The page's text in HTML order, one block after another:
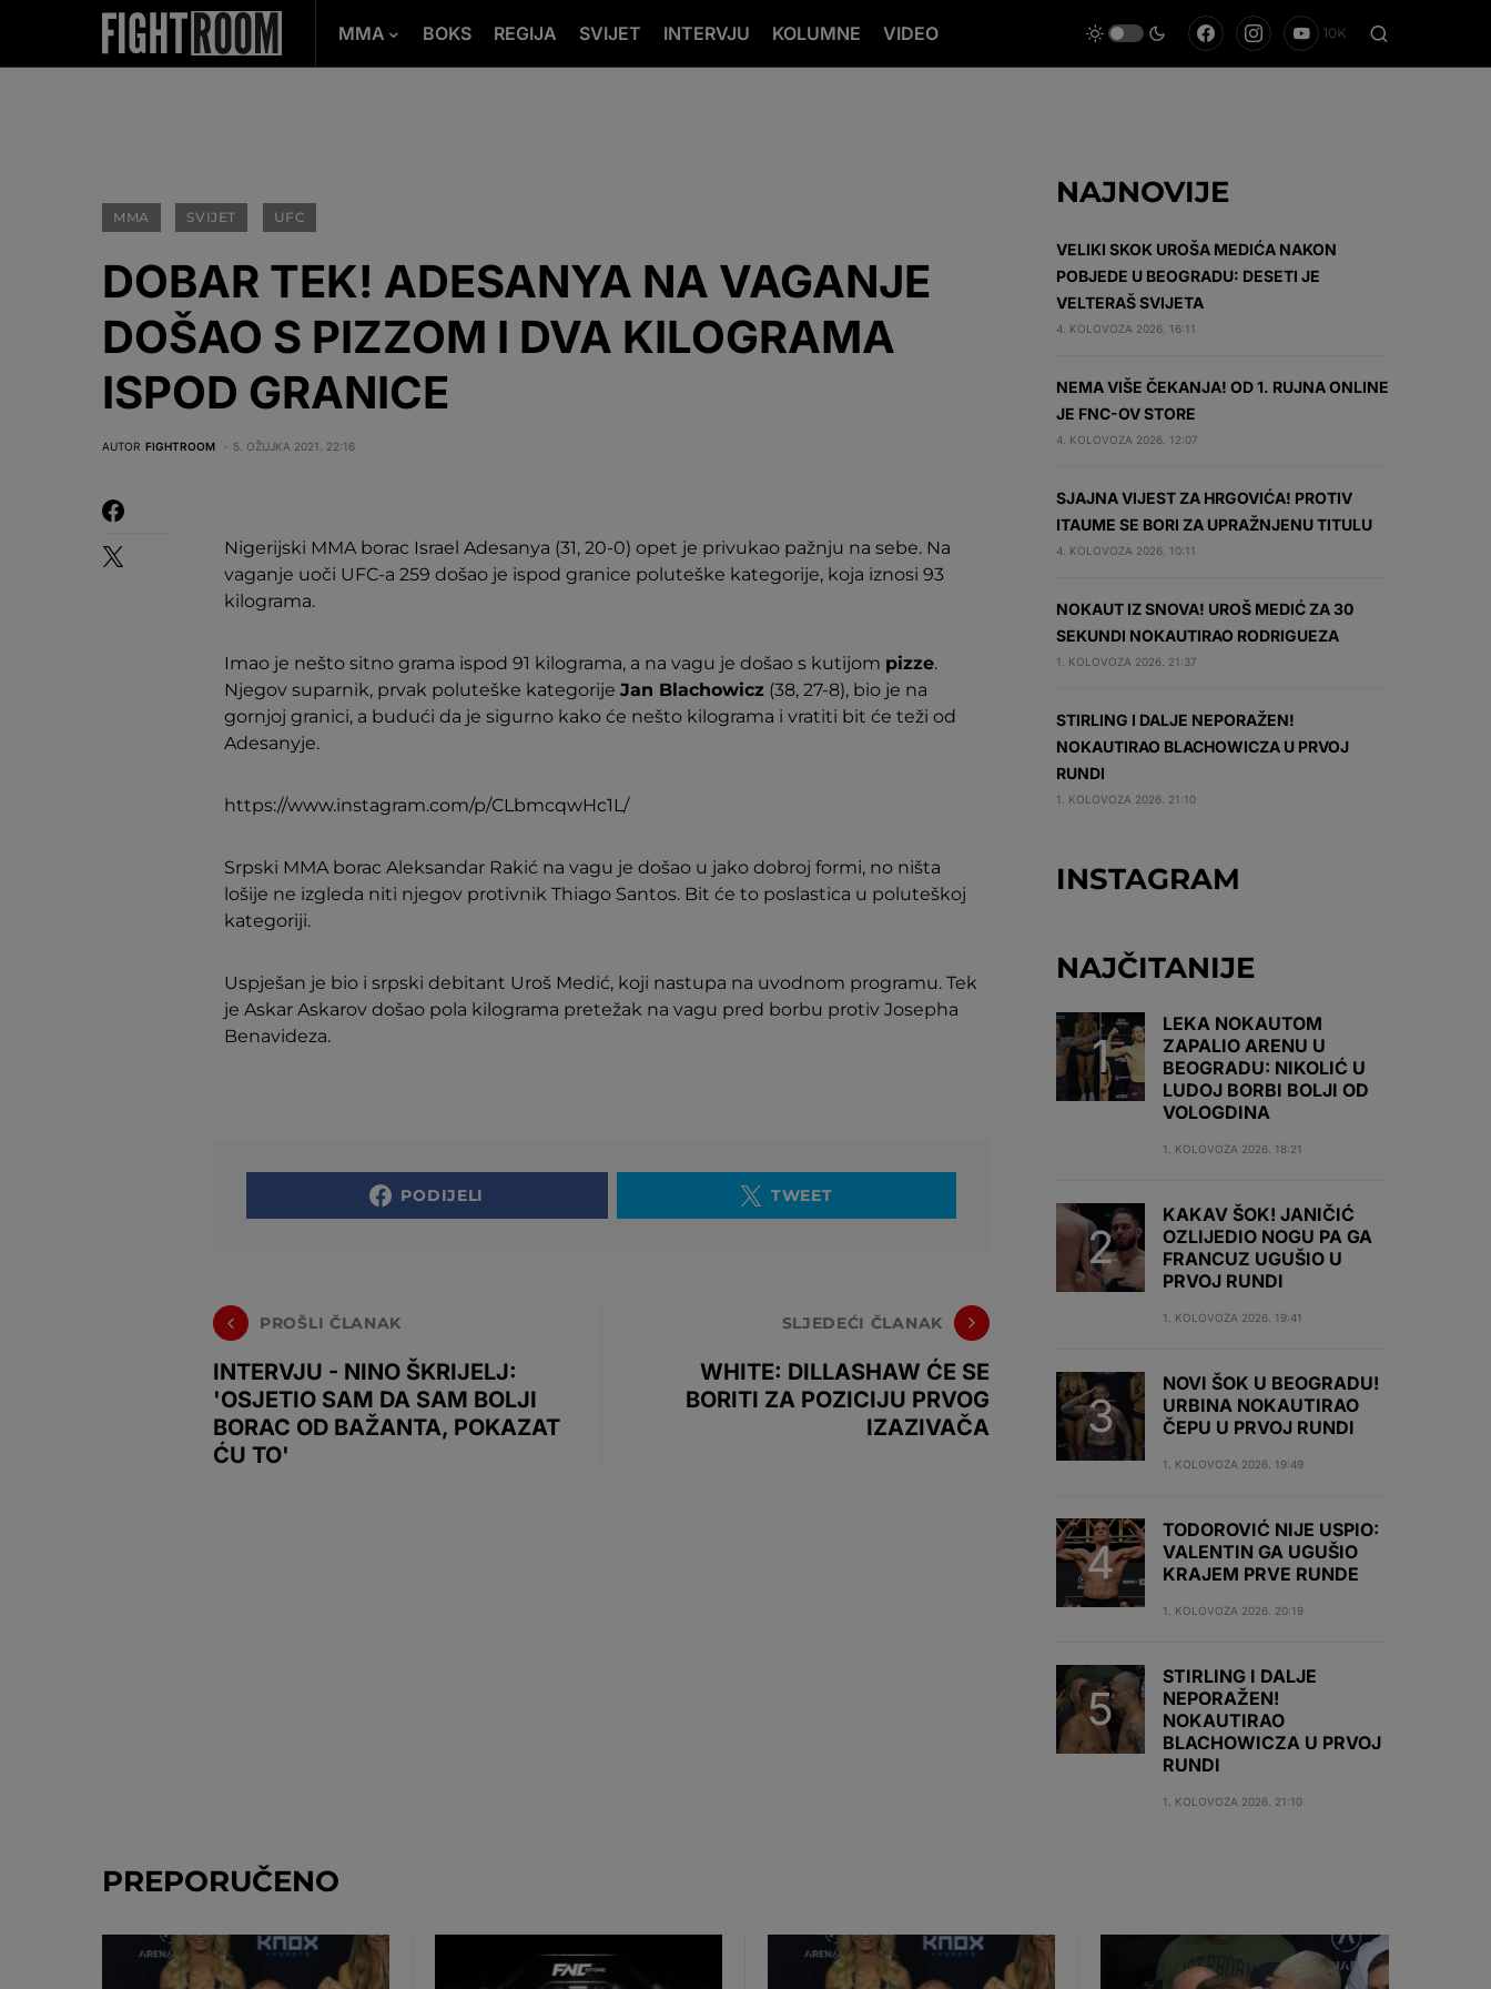
MMA BOKS REGIJA SVIJET INTERVJU KOLUMNE VIDEO 10K
MMA SVIJET UFC
DOBAR TEK! ADESANYA NA VAGANJE
DOŠAO S PIZZOM I DVA KILOGRAMA
ISPOD GRANICE
AUTOR FIGHTROOM 5. OŽUJKA 2021. 22:16
Nigerijski MMA borac Israel Adesanya (31, 20-0) opet je privukao pažnju na sebe. Na
vaganje uoči UFC-a 259 došao je ispod granice poluteške kategorije, koja iznosi 93
kilograma.
Imao je nešto sitno grama ispod 91 kilograma, a na vagu je došao s kutijom pizze.
Njegov suparnik, prvak poluteške kategorije Jan Blachowicz (38, 27-8), bio je na
gornjoj granici, a budući da je sigurno kako će nešto kilograma i vratiti bit će teži od
Adesanyje.
https://www.instagram.com/p/CLbmcqwHc1L/
Srpski MMA borac Aleksandar Rakić na vagu je došao u jako dobroj formi, no ništa
lošije ne izgleda niti njegov protivnik Thiago Santos. Bit će to poslastica u poluteškoj
kategoriji.
Uspješan je bio i srpski debitant Uroš Medić, koji nastupa na uvodnom programu. Tek
je Askar Askarov došao pola kilograma pretežak na vagu pred borbu protiv Josepha
Benavideza.
PODIJELI TWEET
PROŠLI ČLANAK
INTERVJU - NINO ŠKRIJELJ:
'OSJETIO SAM DA SAM BOLJI
BORAC OD BAŽANTA, POKAZAT
ĆU TO'
SLJEDEĆI ČLANAK
WHITE: DILLASHAW ĆE SE
BORITI ZA POZICIJU PRVOG
IZAZIVAČA
NAJNOVIJE
VELIKI SKOK UROŠA MEDIĆA NAKON
POBJEDE U BEOGRADU: DESETI JE
VELTERAŠ SVIJETA
4. KOLOVOZA 2026. 16:11
NEMA VIŠE ČEKANJA! OD 1. RUJNA ONLINE
JE FNC-OV STORE
4. KOLOVOZA 2026. 12:07
SJAJNA VIJEST ZA HRGOVIĆA! PROTIV
ITAUME SE BORI ZA UPRAŽNJENU TITULU
4. KOLOVOZA 2026. 10:11
NOKAUT IZ SNOVA! UROŠ MEDIĆ ZA 30
SEKUNDI NOKAUTIRAO RODRIGUEZA
1. KOLOVOZA 2026. 21:37
STIRLING I DALJE NEPORAŽEN!
NOKAUTIRAO BLACHOWICZA U PRVOJ
RUNDI
1. KOLOVOZA 2026. 21:10
INSTAGRAM
NAJČITANIJE
LEKA NOKAUTOM
ZAPALIO ARENU U
BEOGRADU: NIKOLIĆ U
LUDOJ BORBI BOLJI OD
VOLOGDINA
1. KOLOVOZA 2026. 18:21
KAKAV ŠOK! JANIČIĆ
OZLIJEDIO NOGU PA GA
FRANCUZ UGUŠIO U
PRVOJ RUNDI
1. KOLOVOZA 2026. 19:41
NOVI ŠOK U BEOGRADU!
URBINA NOKAUTIRAO
ČEPU U PRVOJ RUNDI
1. KOLOVOZA 2026. 19:49
TODOROVIĆ NIJE USPIO:
VALENTIN GA UGUŠIO
KRAJEM PRVE RUNDE
1. KOLOVOZA 2026. 20:19
STIRLING I DALJE
NEPORAŽEN!
NOKAUTIRAO
BLACHOWICZA U PRVOJ
RUNDI
1. KOLOVOZA 2026. 21:10
PREPORUČENO